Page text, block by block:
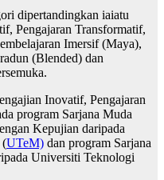
dipertandingkan iaiatu
Pengajaran Transformatif,
Imersif (Maya),
(Blended) dan
Inovatif, Pengajaran
program Sarjana Muda
Kepujian daripada
(UTeM) dan program Sarjana
Universiti Teknologi